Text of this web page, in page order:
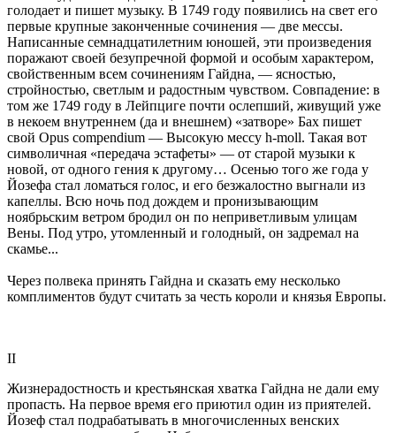
голодает и пишет музыку. В 1749 году появились на свет его
первые крупные законченные сочинения — две мессы.
Написанные семнадцатилетним юношей, эти произведения
поражают своей безупречной формой и особым характером,
свойственным всем сочинениям Гайдна, — ясностью,
стройностью, светлым и радостным чувством. Совпадение: в
том же 1749 году в Лейпциге почти ослепший, живущий уже
в некоем внутреннем (да и внешнем) «затворе» Бах пишет
свой Opus compendium — Высокую мессу h-moll. Такая вот
символичная «передача эстафеты» — от старой музыки к
новой, от одного гения к другому… Осенью того же года у
Йозефа стал ломаться голос, и его безжалостно выгнали из
капеллы. Всю ночь под дождем и пронизывающим
ноябрьским ветром бродил он по неприветливым улицам
Вены. Под утро, утомленный и голодный, он задремал на
скамье...
Через полвека принять Гайдна и сказать ему несколько
комплиментов будут считать за честь короли и князья Европы.
II
Жизнерадостность и крестьянская хватка Гайдна не дали ему
пропасть. На первое время его приютил один из приятелей.
Йозеф стал подрабатывать в многочисленных венских